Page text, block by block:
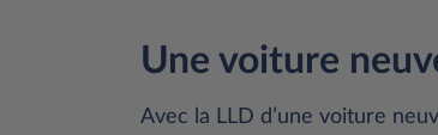
Une voiture
Avec la LLD d’une voiture